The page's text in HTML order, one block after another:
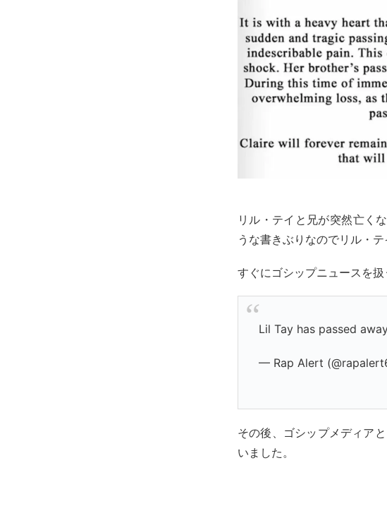
リル・テイと兄が突然亡く
うな書きぶりなのでリル・
すぐにゴシップニュースを
Lil Tay has passed
— Rap Alert
その後、ゴシップメディア
いました。